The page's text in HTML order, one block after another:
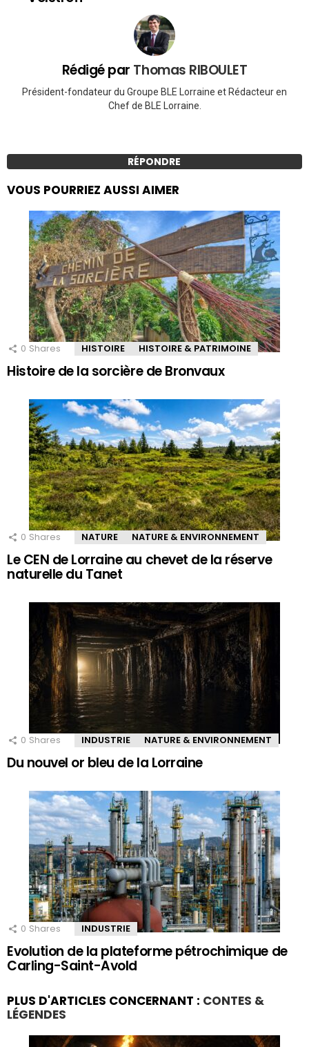
Rédigé par Thomas RIBOULET
Président-fondateur du Groupe BLE Lorraine et Rédacteur en
Chef de BLE Lorraine.
RÉPONDRE
VOUS POURRIEZ AUSSI AIMER
0 Shares HISTOIRE HISTOIRE & PATRIMOINE
Histoire de la sorcière de Bronvaux
0 Shares NATURE NATURE & ENVIRONNEMENT
Le CEN de Lorraine au chevet de la réserve
naturelle du Tanet
0 Shares INDUSTRIE NATURE & ENVIRONNEMENT
Du nouvel or bleu de la Lorraine
0 Shares INDUSTRIE
Evolution de la plateforme pétrochimique de
Carling-Saint-Avold
PLUS D'ARTICLES CONCERNANT : CONTES &
LÉGENDES